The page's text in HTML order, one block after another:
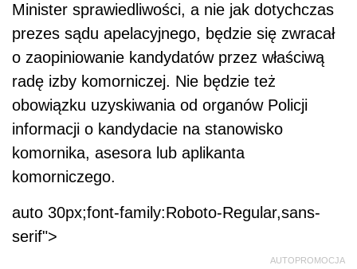
Minister sprawiedliwości, a nie jak dotychczas
prezes sądu apelacyjnego, będzie się zwracał
o zaopiniowanie kandydatów przez właściwą
radę izby komorniczej. Nie będzie też
obowiązku uzyskiwania od organów Policji
informacji o kandydacie na stanowisko
komornika, asesora lub aplikanta
komorniczego.
auto 30px;font-family:Roboto-Regular,sans-
serif">
AUTOPROMOCJA